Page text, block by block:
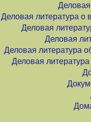
Деловая
Деловая литература о
Деловая
Деловая
Деловая литература
Деловая